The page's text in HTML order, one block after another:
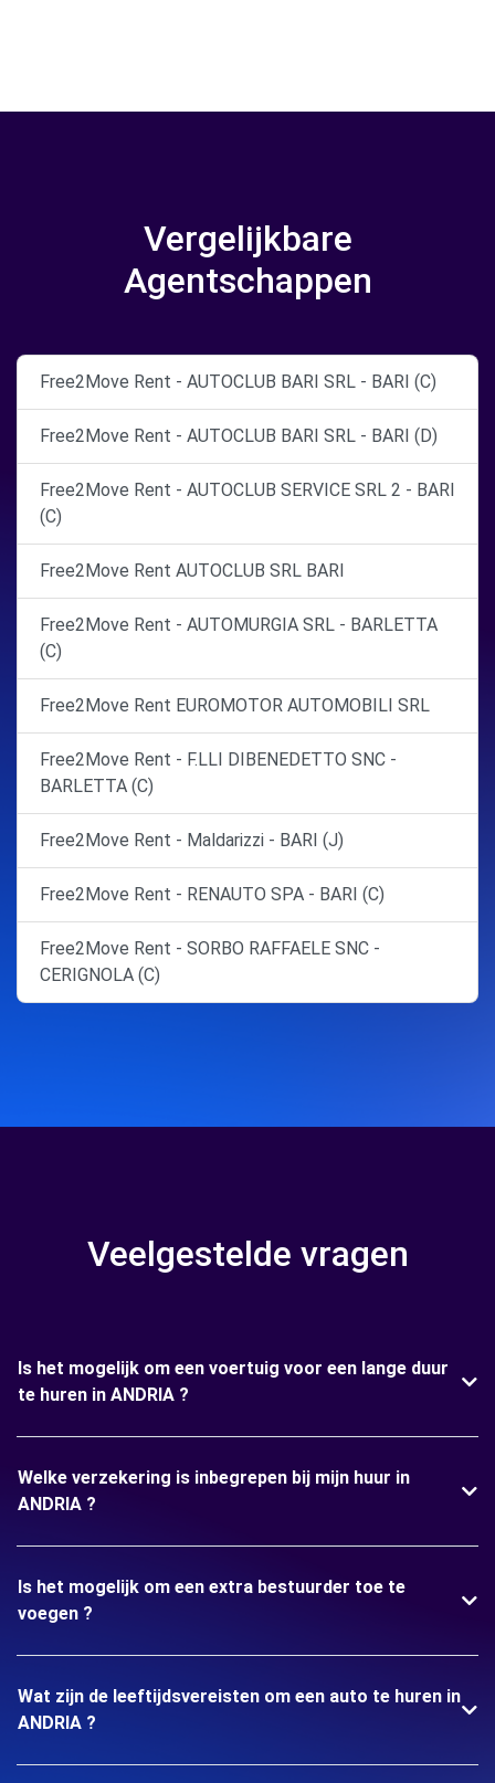
Vergelijkbare
Agentschappen
Free2Move Rent - AUTOCLUB BARI SRL - BARI (C)
Free2Move Rent - AUTOCLUB BARI SRL - BARI (D)
Free2Move Rent - AUTOCLUB SERVICE SRL 2 - BARI
(C)
Free2Move Rent AUTOCLUB SRL BARI
Free2Move Rent - AUTOMURGIA SRL - BARLETTA
(C)
Free2Move Rent EUROMOTOR AUTOMOBILI SRL
Free2Move Rent - F.LLI DIBENEDETTO SNC -
BARLETTA (C)
Free2Move Rent - Maldarizzi - BARI (J)
Free2Move Rent - RENAUTO SPA - BARI (C)
Free2Move Rent - SORBO RAFFAELE SNC -
CERIGNOLA (C)
Veelgestelde vragen
Is het mogelijk om een voertuig voor een lange duur
te huren in ANDRIA ?
Welke verzekering is inbegrepen bij mijn huur in
ANDRIA ?
Is het mogelijk om een extra bestuurder toe te
voegen ?
Wat zijn de leeftijdsvereisten om een auto te huren in
ANDRIA ?